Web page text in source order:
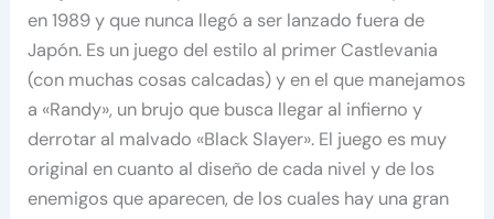
en 1989 y que nunca llegó a ser lanzado fuera de
Japón. Es un juego del estilo al primer Castlevania
(con muchas cosas calcadas) y en el que manejamos
a «Randy», un brujo que busca llegar al infierno y
derrotar al malvado «Black Slayer». El juego es muy
original en cuanto al diseño de cada nivel y de los
enemigos que aparecen, de los cuales hay una gran